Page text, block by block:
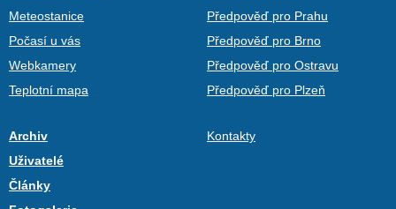
Meteostanice
Počasí u vás
Webkamery
Teplotní mapa
Předpověď pro Prahu
Předpověď pro Brno
Předpověď pro Ostravu
Předpověď pro Plzeň
Archiv
Uživatelé
Články
Kontakty